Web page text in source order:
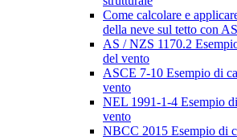
Come calcolare e
della neve sul tetto con
AS / NZS 1170.2
del vento
ASCE 7-10 Esempio di
vento
NEL 1991-1-4 Esempio
vento
NBCC 2015 Esempio di